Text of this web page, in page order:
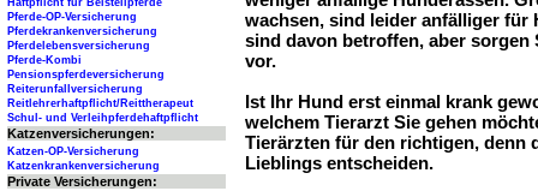
wachsen, sind leider anfälliger für
sind davon betroffen, aber sorgen
vor.
Ist Ihr Hund erst einmal krank
welchem Tierarzt Sie gehen
Tierärzten für den richtigen, denn
Lieblings entscheiden.
Haftpflicht für Beistellpferde
Pferde-OP-Versicherung
Pferdekrankenversicherung
Pferdelebensversicherung
Pferde-Kombi
Pensionspferdeversicherung
Reiterunfallversicherung
Reitlehrerhaftpflicht/Reittherapeut
Schul- und Verleihpferdehaftpflicht
Katzenversicherungen:
Katzen-OP-Versicherung
Katzenkrankenversicherung
Private Versicherungen: